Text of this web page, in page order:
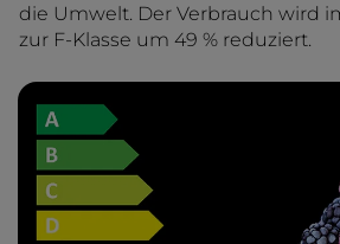
die Umwelt. Der Verbrauch wird
zur F-Klasse um 49 % reduziert.